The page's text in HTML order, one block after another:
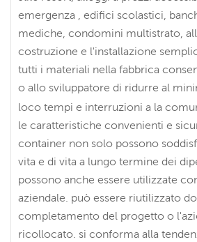
emergenza , edifici scolastici,
mediche, condomini multistrato,
costruzione e l'installazione
tutti i materiali nella fabbrica
o allo sviluppatore di ridurre al
loco tempi e interruzioni a la
le caratteristiche convenienti e
container non solo possono
vita e di vita a lungo termine dei
possono anche essere utilizzate
aziendale. può essere riutilizzato
completamento del progetto o
ricollocato. si conforma alla